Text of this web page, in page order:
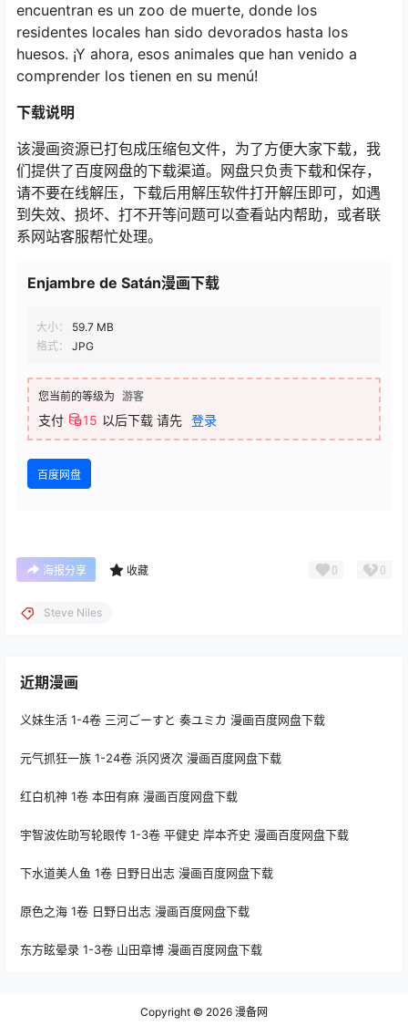
encuentran es un zoo de muerte, donde los
residentes locales han sido devorados hasta los
huesos. ¡Y ahora, esos animales que han venido a
comprender los tienen en su menú!
下载说明
该漫画资源已打包成压缩包文件，为了方便大家下载，我
们提供了百度网盘的下载渠道。网盘只负责下载和保存，
请不要在线解压，下载后用解压软件打开解压即可，如遇
到失效、损坏、打不开等问题可以查看站内帮助，或者联
系网站客服帮忙处理。
Enjambre de Satán漫画下载
大小：
59.7 MB
格式：
JPG
您当前的等级为 游客
支付 15 以后下载 请先 登录
百度网盘
海报分享 收藏 0 0
Steve Niles
近期漫画
义妹生活 1-4卷 三河ごーすと 奏ユミカ 漫画百度网盘下载
元气抓狂一族 1-24卷 浜冈贤次 漫画百度网盘下载
红白机神 1卷 本田有麻 漫画百度网盘下载
宇智波佐助写轮眼传 1-3卷 平健史 岸本齐史 漫画百度网盘下载
下水道美人鱼 1卷 日野日出志 漫画百度网盘下载
原色之海 1卷 日野日出志 漫画百度网盘下载
东方眩晕录 1-3卷 山田章博 漫画百度网盘下载
Copyright © 2026 漫备网